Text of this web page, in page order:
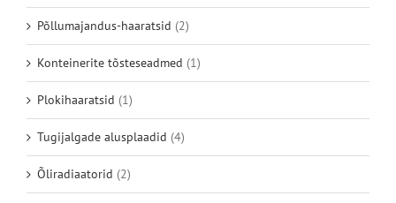
Põllumajandus-haaratsid (2)
Konteinerite tõsteseadmed (1)
Plokihaaratsid (1)
Tugijalgade alusplaadid (4)
Õliradiaatorid (2)